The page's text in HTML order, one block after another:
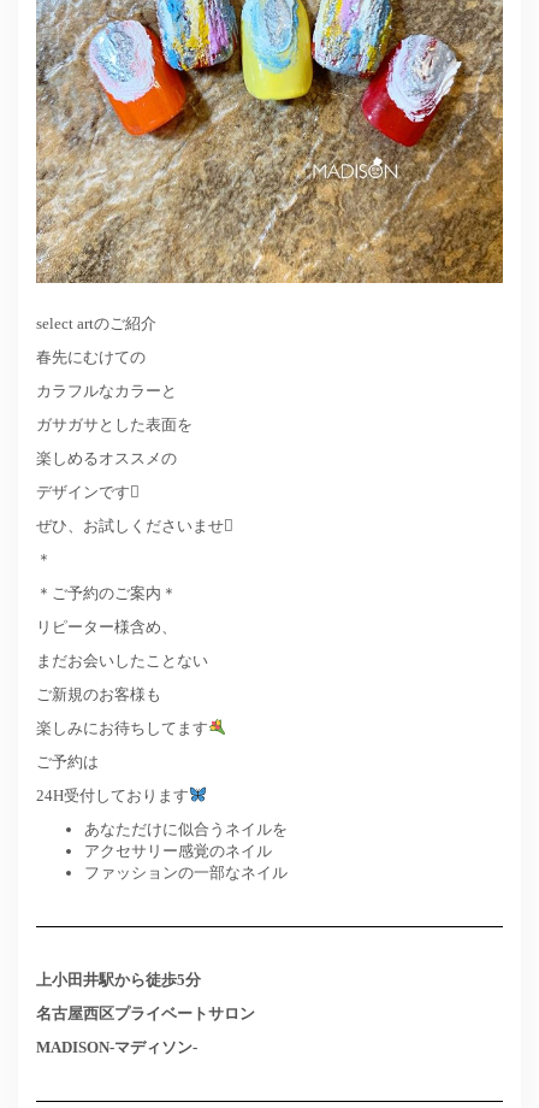
select artのご紹介
春先にむけての
カラフルなカラーと
ガサガサとした表面を
楽しめるオススメの
デザインです
ぜひ、お試しくださいませ
＊
＊ご予約のご案内＊
リピーター様含め、
まだお会いしたことない
ご新規のお客様も
楽しみにお待ちしてます
ご予約は
24H受付しております
あなただけに似合うネイルを
アクセサリー感覚のネイル
ファッションの一部なネイル
上小田井駅から徒歩5分
名古屋西区プライベートサロン
MADISON-マディソン-